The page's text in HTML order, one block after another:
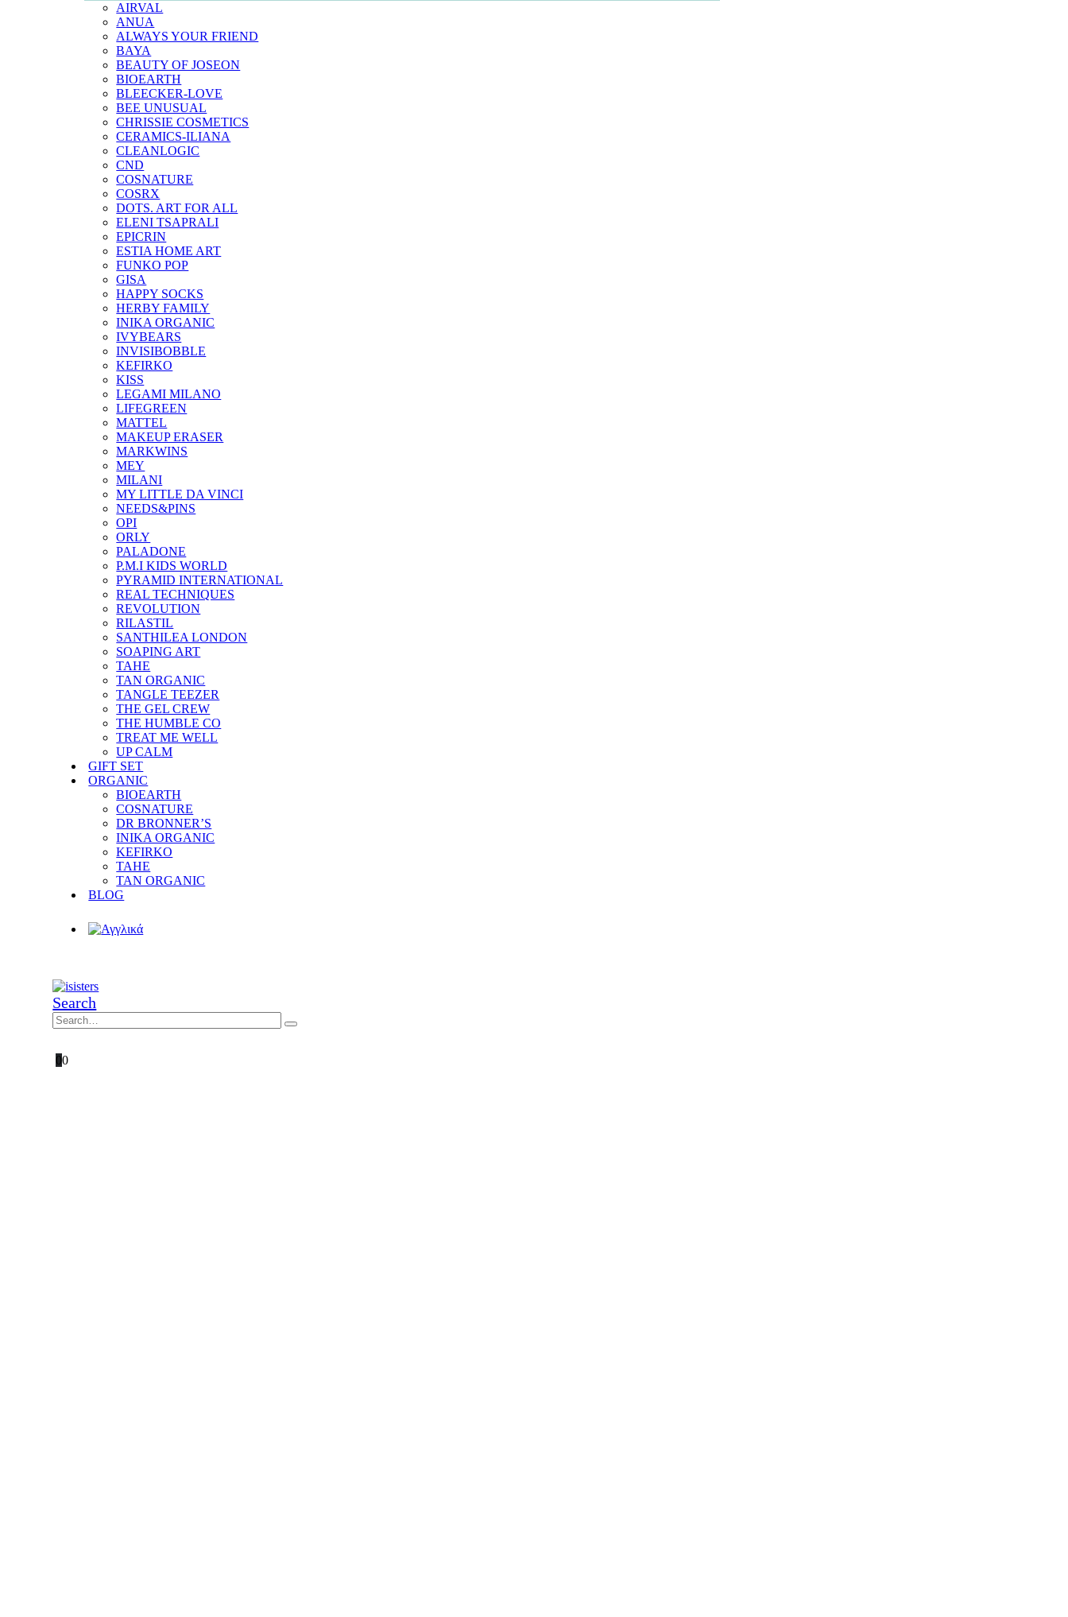
AIRVAL
ANUA
ALWAYS YOUR FRIEND
BAYA
BEAUTY OF JOSEON
BIOEARTH
BLEECKER-LOVE
BEE UNUSUAL
CHRISSIE COSMETICS
CERAMICS-ILIANA
CLEANLOGIC
CND
COSNATURE
COSRX
DOTS. ART FOR ALL
ELENI TSAPRALI
EPICRIN
ESTIA HOME ART
FUNKO POP
GISA
HAPPY SOCKS
HERBY FAMILY
INIKA ORGANIC
IVYBEARS
INVISIBOBBLE
KEFIRKO
KISS
LEGAMI MILANO
LIFEGREEN
MATTEL
MAKEUP ERASER
MARKWINS
MEY
MILANI
MY LITTLE DA VINCI
NEEDS&PINS
OPI
ORLY
PALADONE
P.M.I KIDS WORLD
PYRAMID INTERNATIONAL
REAL TECHNIQUES
REVOLUTION
RILASTIL
SANTHILEA LONDON
SOAPING ART
TAHE
TAN ORGANIC
TANGLE TEEZER
THE GEL CREW
THE HUMBLE CO
TREAT ME WELL
UP CALM
GIFT SET
ORGANIC
BIOEARTH
COSNATURE
DR BRONNER’S
INIKA ORGANIC
KEFIRKO
TAHE
TAN ORGANIC
BLOG
Search
00